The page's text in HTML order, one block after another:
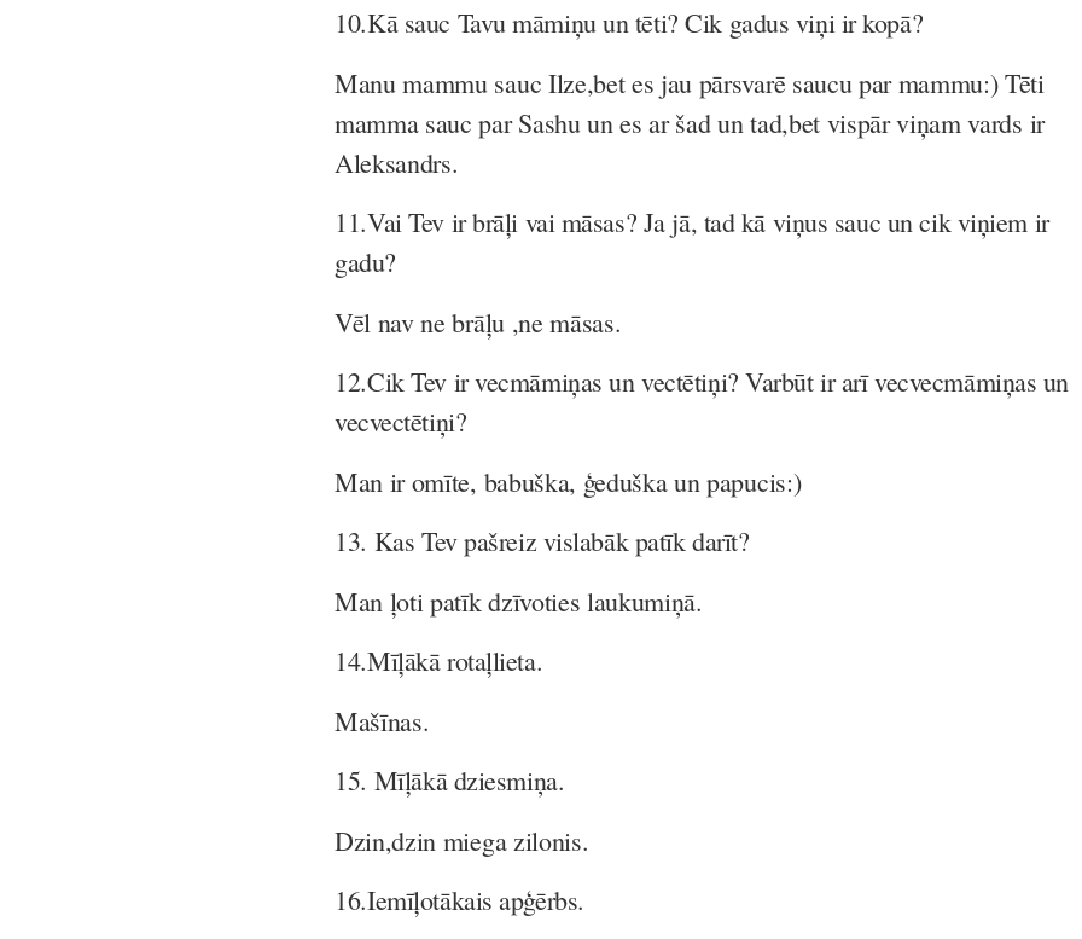
10.Kā sauc Tavu māmiņu un tēti? Cik gadus viņi ir kopā?
Manu mammu sauc Ilze,bet es jau pārsvarē saucu par mammu:) Tēti
mamma sauc par Sashu un es ar šad un tad,bet vispār viņam vards ir
Aleksandrs.
11.Vai Tev ir brāļi vai māsas? Ja jā, tad kā viņus sauc un cik viņiem ir
gadu?
Vēl nav ne brāļu ,ne māsas.
12.Cik Tev ir vecmāmiņas un vectētiņi? Varbūt ir arī vecvecmāmiņas un
vecvectētiņi?
Man ir omīte, babuška, ģeduška un papucis:)
13. Kas Tev pašreiz vislabāk patīk darīt?
Man ļoti patīk dzīvoties laukumiņā.
14.Mīļākā rotaļlieta.
Mašīnas.
15. Mīļākā dziesmiņa.
Dzin,dzin miega zilonis.
16.Iemīļotākais apģērbs.